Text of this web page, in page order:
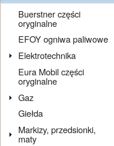
Buerstner części
oryginalne
EFOY ogniwa paliwowe
Elektrotechnika
Eura Mobil części
oryginalne
Gaz
Giełda
Markizy, przedsionki,
maty